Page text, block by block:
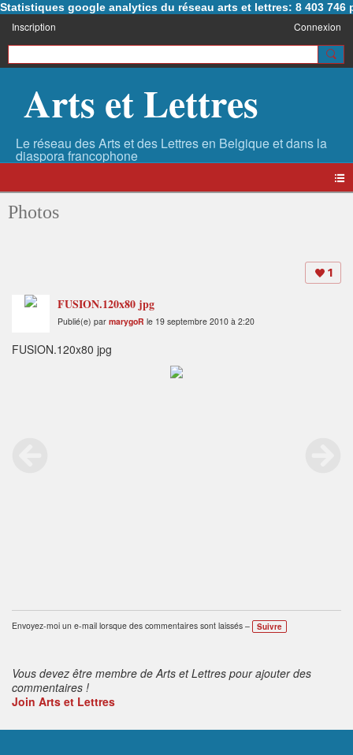
Statistiques google analytics du réseau arts et lettres: 8 403 746
Inscription Connexion
Arts et Lettres
Photos
1
FUSION.120x80 jpg
Publié(e) par marygoR le 19 septembre 2010 à 2:20
FUSION.120x80 jpg
Envoyez-moi un e-mail lorsque des commentaires sont laissés – Suivre
Vous devez être membre de Arts et Lettres pour ajouter des
commentaires !
Join Arts et Lettres